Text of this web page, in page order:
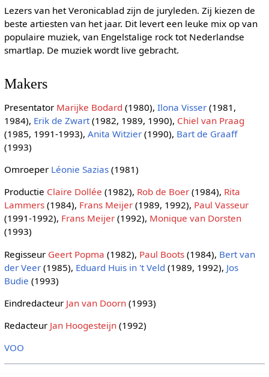
Lezers van het Veronicablad zijn de juryleden. Zij kiezen de
beste artiesten van het jaar. Dit levert een leuke mix op van
populaire muziek, van Engelstalige rock tot Nederlandse
smartlap. De muziek wordt live gebracht.
Makers
Presentator Marijke Bodard (1980), Ilona Visser(1981,
1984), Erik de Zwart(1982, 1989, 1990), Chiel van Praag
(1985, 1991-1993), Anita Witzier(1990), Bart de Graaff
(1993)
Omroeper Léonie Sazias(1981)
Productie Claire Dollée (1982), Rob de Boer(1984), Rita
Lammers(1984), Frans Meijer(1989, 1992), Paul Vasseur
(1991-1992), Frans Meijer(1992), Monique van Dorsten
(1993)
Regisseur Geert Popma (1982), Paul Boots(1984), Bert van
der Veer(1985), Eduard Huis in 't Veld (1989, 1992), Jos
Budie (1993)
Eindredacteur Jan van Doorn(1993)
Redacteur Jan Hoogesteijn(1992)
VOO